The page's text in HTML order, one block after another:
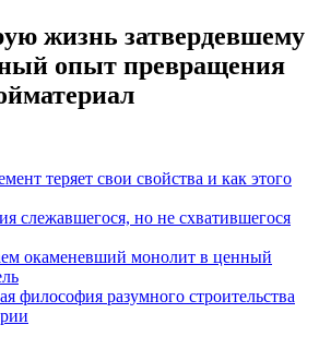
жизнь затвердевшему
опыт превращения
теряет свои свойства и как этого
слежавшегося, но не схватившегося
окаменевший монолит в ценный
философия разумного строительства